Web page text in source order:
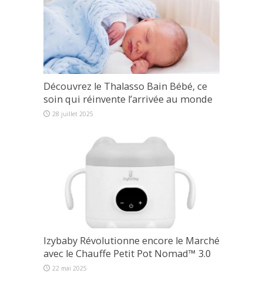
Découvrez le Thalasso Bain Bébé, ce
soin qui réinvente l’arrivée au monde
28 juillet 2025
Izybaby Révolutionne encore le Marché
avec le Chauffe Petit Pot Nomad™ 3.0
22 mai 2025